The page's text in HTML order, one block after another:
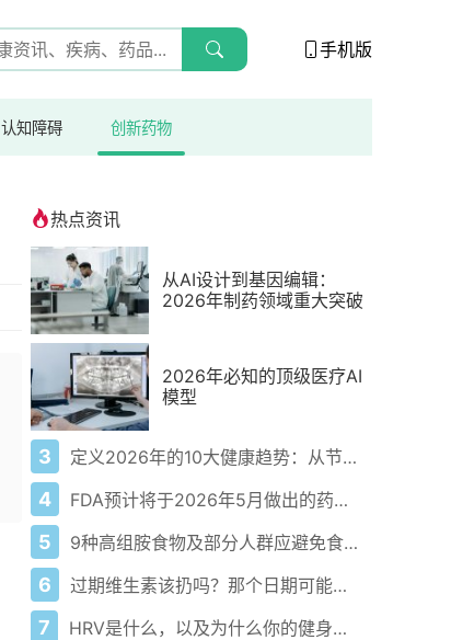
手机版
认知障碍 创新药物
热点资讯
从AI设计到基因编辑：
2026年制药领域重大突破
2026年必知的顶级医疗AI
模型
3 定义2026年的10大健康趋势：从节律健康到冷热交替疗法
4 FDA预计将于2026年5月做出的药物审批决定
5 9种高组胺食物及部分人群应避免食用的原因
6 过期维生素该扔吗？那个日期可能没你想的那么重要
7 HRV是什么，以及为什么你的健身手表要测量它